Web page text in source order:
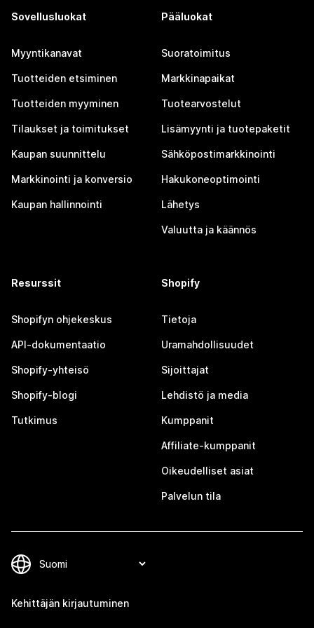
Sovellusluokat
Myyntikanavat
Tuotteiden etsiminen
Tuotteiden myyminen
Tilaukset ja toimitukset
Kaupan suunnittelu
Markkinointi ja konversio
Kaupan hallinnointi
Pääluokat
Suoratoimitus
Markkinapaikat
Tuotearvostelut
Lisämyynti ja tuotepaketit
Sähköpostimarkkinointi
Hakukoneoptimointi
Lähetys
Valuutta ja käännös
Resurssit
Shopifyn ohjekeskus
API-dokumentaatio
Shopify-yhteisö
Shopify-blogi
Tutkimus
Shopify
Tietoja
Uramahdollisuudet
Sijoittajat
Lehdistö ja media
Kumppanit
Affiliate-kumppanit
Oikeudelliset asiat
Palvelun tila
Kehittäjän kirjautuminen